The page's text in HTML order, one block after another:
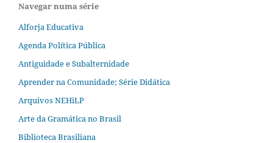
Navegar numa série
Alforja Educativa
Agenda Política Pública
Antiguidade e Subalternidade
Aprender na Comunidade; Série Didática
Arquivos NEHiLP
Arte da Gramática no Brasil
Biblioteca Brasiliana